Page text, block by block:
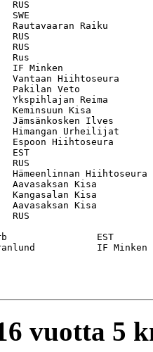
RUS
SWE
Rautavaaran Raiku
RUS
RUS
Rus
IF Minken
Hiihtoseura
Pakilan Veto
Ykspihlajan Reima
Keminsuun Kisa
Jämsänkosken Ilves
Himangan Urheilijat
Hiihtoseura
EST
RUS
Hämeenlinnan
Aavasaksan Kisa
Kangasalan Kisa
Kisa
RUS
EST
vuotta 5